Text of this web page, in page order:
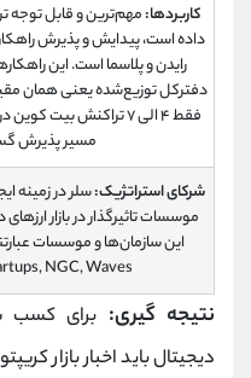
کاربردها:مهم‌ترین و قابل
داده است، پیدایش و پذیرش
رایدن و پلاسما است. این
دفترکل توزیع‌شده یعنی همان
فقط ۴ الی ۷ تراکنش
مسیر پذیرش
شرکای استراتژیک:سلر در زمینه
موسسات تاثیرگذار در بازار
NGC, Waves.
نتیجه گیری: برای کسب
دیجیتال باید اخبار بازار